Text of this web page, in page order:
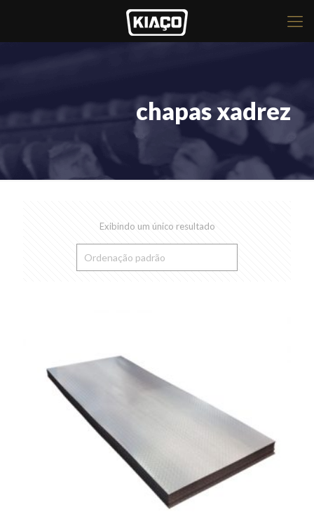
chapas xadrez
Exibindo um único resultado